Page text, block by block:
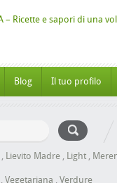
Blog Il tuo profilo
, Lievito Madre , Light ,
, Vegetariana , Verdure